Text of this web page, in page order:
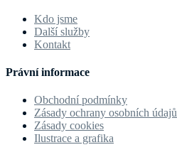
Kdo jsme
Další služby
Kontakt
Právní informace
Obchodní podmínky
Zásady ochrany osobních údajů
Zásady cookies
Ilustrace a grafika